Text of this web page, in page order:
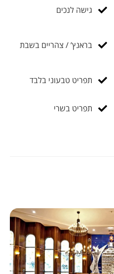
גישה לנכים
בראנץ’ / צהריים בשבת
תפריט טבעוני בלבד
תפריט בשרי